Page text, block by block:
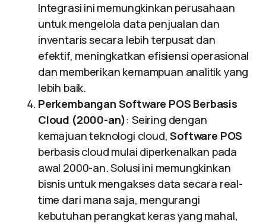
Integrasi ini memungkinkan perusahaan
untuk mengelola data penjualan dan
inventaris secara lebih terpusat dan
efektif, meningkatkan efisiensi operasional
dan memberikan kemampuan analitik yang
lebih baik.
Perkembangan Software POS Berbasis
Cloud (2000-an): Seiring dengan
kemajuan teknologi cloud,Software POS
berbasis cloud mulai diperkenalkan pada
awal 2000-an. Solusi ini memungkinkan
bisnis untuk mengakses data secara real-
time dari mana saja, mengurangi
kebutuhan perangkat keras yang mahal,